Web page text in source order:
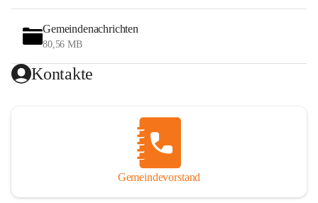
Gemeindenachrichten
80,56 MB
Kontakte
Gemeindevorstand